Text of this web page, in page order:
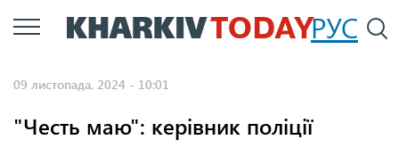
Перейти
до
РУС
09 листопада, 2024 - 10:01
"Честь маю": керівник поліції